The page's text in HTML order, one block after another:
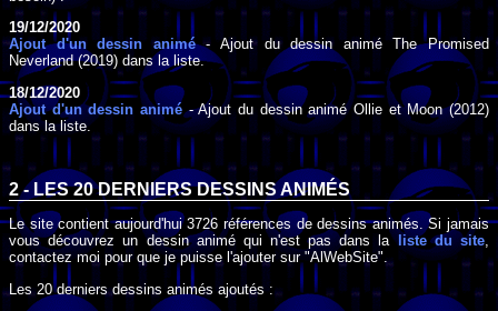
19/12/2020
Ajout d'un dessin animé- Ajout du dessin animé The Promised
Neverland (2019) dans la liste.
18/12/2020
Ajout d'un dessin animé- Ajout du dessin animé Ollie et Moon (2012)
dans la liste.
2 - LES 20 DERNIERS DESSINS ANIMÉS
Le site contient aujourd'hui 3726 références de dessins animés. Si jamais
vous découvrez un dessin animé qui n'est pas dans laliste du site,
contactez moi pour que je puisse l'ajouter sur "AlWebSite".
Les 20 derniers dessins animés ajoutés :